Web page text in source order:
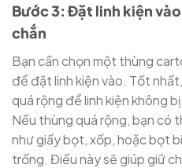
Bước 3: Đặt linh kiện
chắn
Bạn cần chọn một thùng
để đặt linh kiện vào. Tốt
quá rộng để linh kiện không
Nếu thùng quá rộng, bạn có
như giấy bọt, xốp, hoặc bọt
trống. Điều này sẽ giúp giữ